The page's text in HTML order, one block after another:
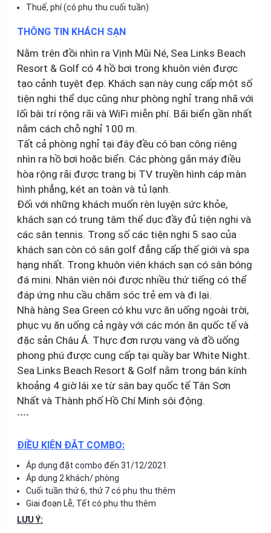
Thuế, phí (có phụ thu cuối tuần)
THÔNG TIN KHÁCH SẠN
Nằm trên đồi nhìn ra Vịnh Mũi Né, Sea Links Beach
Resort & Golf có 4 hồ bơi trong khuôn viên được
tạo cảnh tuyệt đẹp. Khách sạn này cung cấp một số
tiện nghi thể dục cũng như phòng nghỉ trang nhã với
lối bài trí rộng rãi và WiFi miễn phí. Bãi biển gần nhất
nằm cách chỗ nghỉ 100 m.
Tất cả phòng nghỉ tại đây đều có ban công riêng
nhìn ra hồ bơi hoặc biển. Các phòng gắn máy điều
hòa rộng rãi được trang bị TV truyền hình cáp màn
hình phẳng, két an toàn và tủ lạnh.
Đối với những khách muốn rèn luyện sức khỏe,
khách sạn có trung tâm thể dục đầy đủ tiện nghi và
các sân tennis. Trong số các tiện nghi 5 sao của
khách sạn còn có sân golf đẳng cấp thế giới và spa
hạng nhất. Trong khuôn viên khách sạn có sân bóng
đá mini. Nhân viên nói được nhiều thứ tiếng có thể
đáp ứng nhu cầu chăm sóc trẻ em và đi lại.
Nhà hàng Sea Green có khu vực ăn uống ngoài trời,
phục vụ ăn uống cả ngày với các món ăn quốc tế và
đặc sản Châu Á. Thực đơn rượu vang và đồ uống
phong phú được cung cấp tại quầy bar White Night.
Sea Links Beach Resort & Golf nằm trong bán kính
khoảng 4 giờ lái xe từ sân bay quốc tế Tân Sơn
Nhất và Thành phố Hồ Chí Minh sôi động.
----
ĐIỀU KIỆN ĐẶT COMBO:
Áp dụng đặt combo đến 31/12/2021.
Áp dụng 2 khách/ phòng
Cuối tuần thứ 6, thứ 7 có phụ thu thêm
Giai đoạn Lễ, Tết có phụ thu thêm
LƯU Ý: